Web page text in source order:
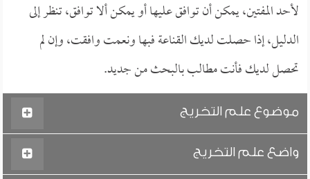
لأحد المفتين، يمكن أن توافق عليها أو يمكن ألا توافق، تنظر إلى
الدليل، إذا حصلت لديك القناعة فبها ونعمت وافقت، وإن لم
تحصل لديك فأنت مطالب بالبحث من جديد.
موضوع علم التخريج
واضع علم التخريج